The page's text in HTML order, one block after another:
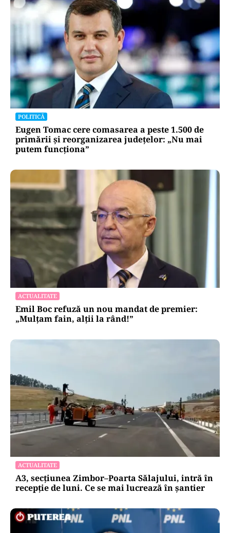
POLITICĂ
Eugen Tomac cere comasarea a peste 1.500 de
primării și reorganizarea județelor: „Nu mai
putem funcționa”
ACTUALITATE
Emil Boc refuză un nou mandat de premier:
„Mulțam fain, alții la rând!”
ACTUALITATE
A3, secțiunea Zimbor–Poarta Sălajului, intră în
recepție de luni. Ce se mai lucrează în șantier